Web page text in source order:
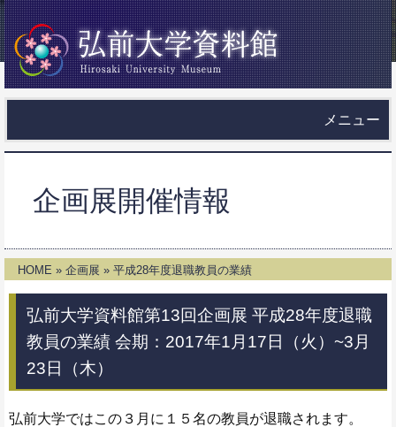
メニュー
企画展開催情報
HOME » 企画展 » 平成28年度退職教員の業績
弘前大学資料館第13回企画展 平成28年度退職
教員の業績 会期：2017年1月17日（火）~3月
23日（木）
弘前大学ではこの３月に１５名の教員が退職されます。